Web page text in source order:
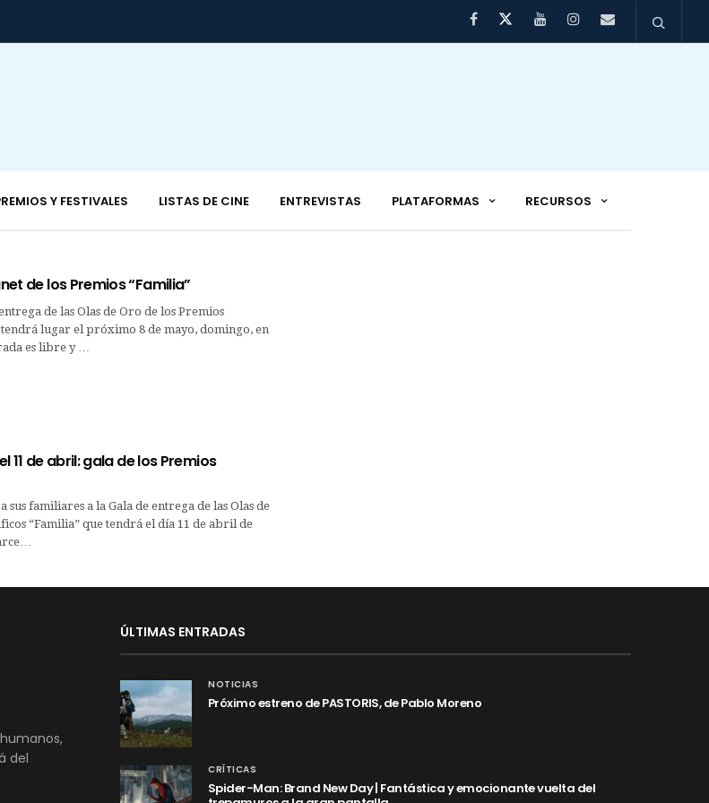
Y FESTIVALES LISTAS DE CINE ENTREVISTAS PLATAFORMAS RECURSOS
de los Premios “Familia”
de las Olas de Oro de los Premios
lugar el próximo 8 de mayo, domingo, en
es libre y …
11 de abril: gala de los Premios
sus familiares a la Gala de entrega de las Olas de
“Familia” que tendrá el día 11 de abril de
del
ÚLTIMAS ENTRADAS
NOTICIAS
Próximo estreno de PASTORIS, de Pablo Moreno
CRÍTICAS
Spider-Man: Brand New Day | Fantástica y emocionante vuelta del